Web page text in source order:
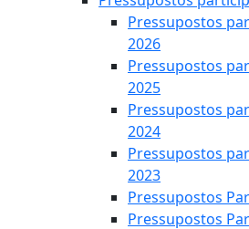
Pressupostos
2026
Pressupostos
2025
Pressupostos
2024
Pressupostos
2023
Pressupostos
Pressupostos